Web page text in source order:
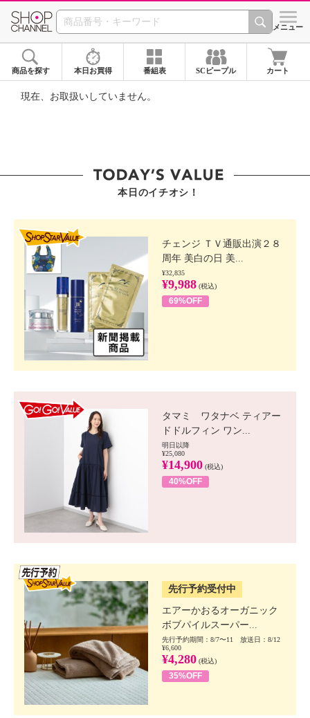
SHOP CHANNEL ショッ
メニュー
商品を探す 本日お買得 番組表 SCピープル カート
現在、お取扱いしていません。
本日のイチオシ！
チェンジ ＴＶ通販出演２８
周年 美白の日 美...
¥32,835
¥9,988 (税込)
69%OFF
タマミ ワタナベ ティアー
ドドルフィン ワン...
明日以降
¥25,080
¥14,900 (税込)
40%OFF
先行予約受付中
エアーかおるオーガニック
ボブパイルスーパー...
先行予約期間：8/7〜11 放送日：8/12
¥6,600
¥4,280 (税込)
35%OFF